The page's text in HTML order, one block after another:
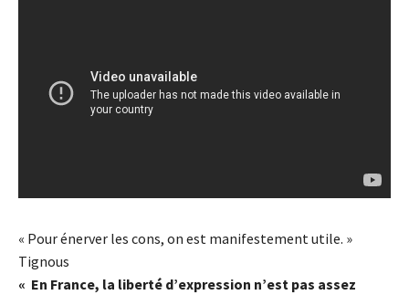
« Pour énerver les cons, on est manifestement utile. »
Tignous
« En France, la liberté d’expression n’est pas assez